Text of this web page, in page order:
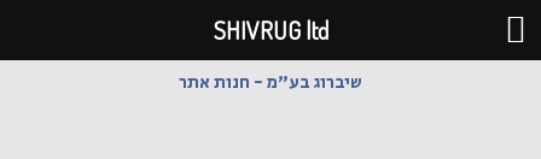
דילוג
לתוכן
שיברוג בע"מ - חנות אתר
SHIVRUG ltd